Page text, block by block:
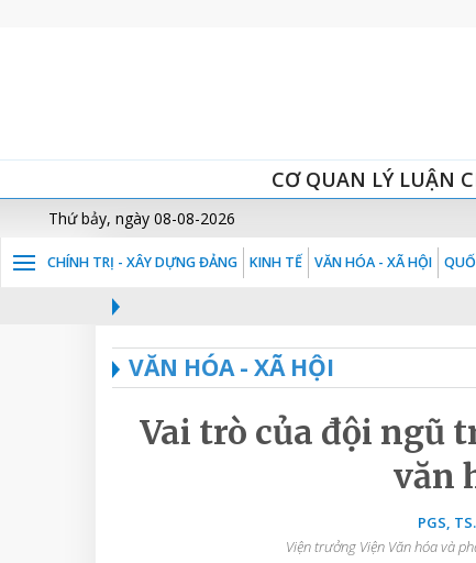
CƠ QUAN LÝ LUẬN
Thứ bảy, ngày 08-08-2026
CHÍNH TRỊ - XÂY DỰNG ĐẢNG KINH TẾ VĂN HÓA - XÃ HỘI
VĂN HÓA - XÃ HỘI
Vai trò của đội ngũ
văn
PGS,
Viện trưởng Viện Văn hóa và